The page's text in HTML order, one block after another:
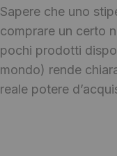
Sapere che uno
comprare un certo
pochi prodotti
mondo) rende
reale potere